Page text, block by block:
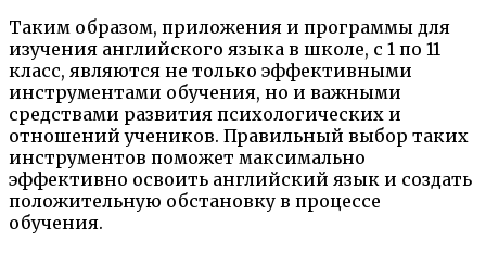
Таким образом, приложения и программы для
изучения английского языка в школе, с 1 по 11
класс, являются не только эффективными
инструментами обучения, но и важными
средствами развития психологических и
отношений учеников. Правильный выбор таких
инструментов поможет максимально
эффективно освоить английский язык и создать
положительную обстановку в процессе
обучения.